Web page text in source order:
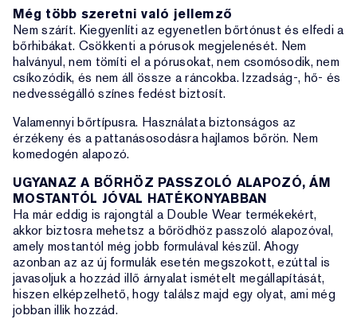
Még több szeretni való jellemző
Nem szárít. Kiegyenlíti az egyenetlen bőrtónust és elfedi a
bőrhibákat. Csökkenti a pórusok megjelenését. Nem
halványul, nem tömíti el a pórusokat, nem csomósodik, nem
csíkozódik, és nem áll össze a ráncokba. Izzadság-, hő- és
nedvességálló színes fedést biztosít.
Valamennyi bőrtípusra. Használata biztonságos az
érzékeny és a pattanásosodásra hajlamos bőrön. Nem
komedogén alapozó.
UGYANAZ A BŐRHÖZ PASSZOLÓ ALAPOZÓ, ÁM
MOSTANTÓL JÓVAL HATÉKONYABBAN
Ha már eddig is rajongtál a Double Wear termékekért,
akkor biztosra mehetsz a bőrödhöz passzoló alapozóval,
amely mostantól még jobb formulával készül. Ahogy
azonban az az új formulák esetén megszokott, ezúttal is
javasoljuk a hozzád illő árnyalat ismételt megállapítását,
hiszen elképzelhető, hogy találsz majd egy olyat, ami még
jobban illik hozzád.